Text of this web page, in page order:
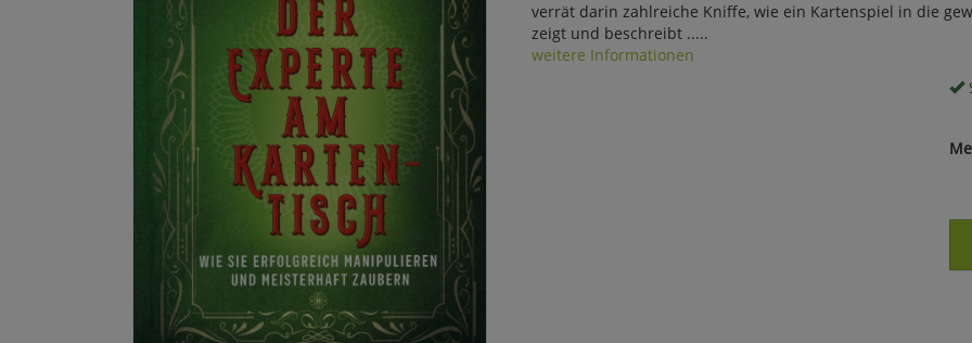
verrät darin zahlreiche Kniffe, wie ein Kartenspiel in die
zeigt und beschreibt .....
weitere Informationen